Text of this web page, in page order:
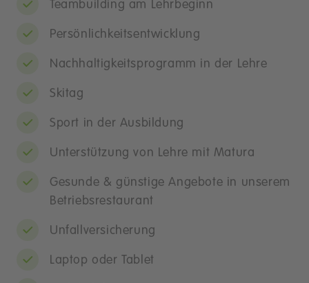
Teambuilding am Lehrbeginn
Persönlichkeitsentwicklung
Nachhaltigkeitsprogramm in der Lehre
Skitag
Sport in der Ausbildung
Unterstützung von Lehre mit Matura
Gesunde & günstige Angebote in unserem
Betriebsrestaurant
Unfallversicherung
Laptop oder Tablet